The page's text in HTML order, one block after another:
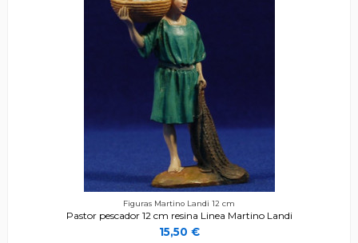
Figuras Martino Landi 12 cm
Pastor pescador 12 cm resina Linea Martino Landi
15,50 €